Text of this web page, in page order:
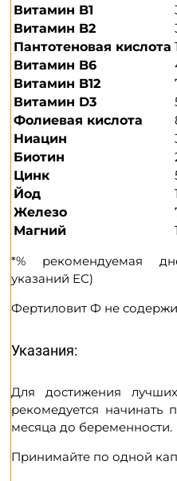
Витамин B1
Витамин B2
Пантотеновая кислота
Витамин B6
Витамин B12
Витамин D3
Фолиевая кислота
Ниацин
Биотин
Цинк
Йод
Железо
Магний
*% рекомендуемая
указаний ЕС)
Фертиловит Ф не
Указания:
Для достижения лучших
рекомедуется
месяца до беременности.
Принимайте по одной